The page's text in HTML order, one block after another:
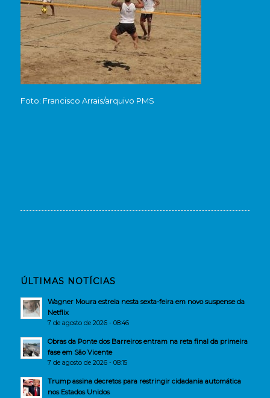
Foto: Francisco Arrais/arquivo PMS
ÚLTIMAS NOTÍCIAS
Wagner Moura estreia nesta sexta-feira em novo suspense da
Netflix
7 de agosto de 2026 - 08:46
Obras da Ponte dos Barreiros entram na reta final da primeira
fase em São Vicente
7 de agosto de 2026 - 08:15
Trump assina decretos para restringir cidadania automática
nos Estados Unidos